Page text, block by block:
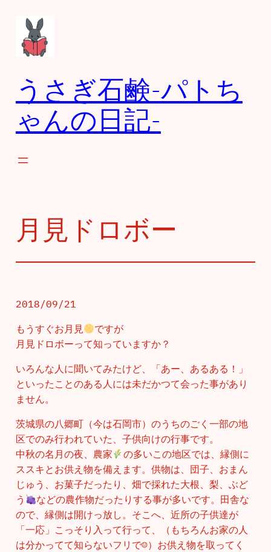
うさぎ石鹸-パトち
ゃんの日記-
月見ドロボー
2018/09/21
もうすぐお月見
ですが
月見ドロボーって知っていますか？
いろんな人に聞いてみたけど、「あー、あるある！」
といったことのある人には未だかつて会った事があり
ません。
茨城県の八郷町（今は石岡市）のうちのごく一部の地
区でのみ行われていた、子供向けの行事です。
中秋の名月の夜、農家
の多いこの地区では、縁側に
ススキとお供え物を備えます。供物は、団子、おまん
じゅう、お菓子だったり、畑で採れた大根、梨、ぶど
う
などの農作物だったりする事が多いです。田舎な
ので、縁側は開けっ放し。そこへ、近所の子供達が
「一応」こっそり入って行って、（もちろんお家の人
は分かってて知らないフリで☺）お供え物を取ってく